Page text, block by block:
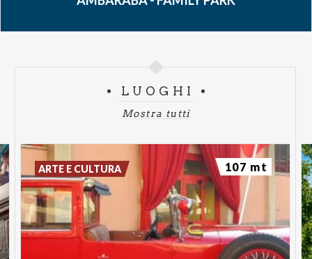
LUOGHI
Mostra tutti
ARTE E CULTURA 107 mt